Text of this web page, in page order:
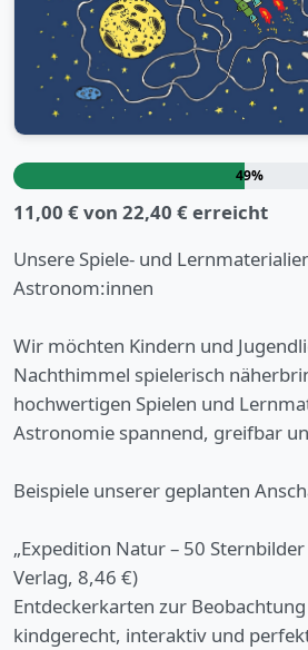
49%
11,00 € von 22,40 € erreicht
Unsere Spiele- und
Astronom:innen
Wir möchten Kindern und
Nachthimmel spielerisch
hochwertigen Spielen und
Astronomie spannend, greifbar
Beispiele unserer geplanten
„Expedition Natur – 50
Verlag, 8,46 €)
Entdeckerkarten zur
kindgerecht, interaktiv und